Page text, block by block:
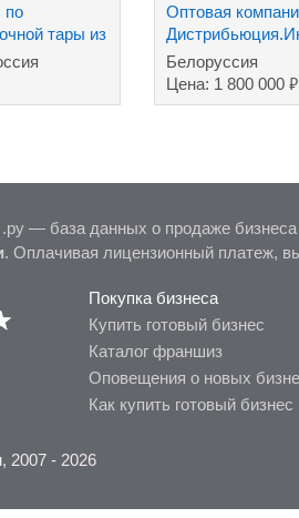
по
тары из
Оптовая
хозтовары
Белоруссия
Цена: 1 800 000₽
— база данных о продаже
. Оплачивая лицензионный платеж,
Покупка бизнеса
Купить готовый бизнес
Каталог франшиз
Оповещения о новых
Как купить готовый бизнес
2007 - 2026